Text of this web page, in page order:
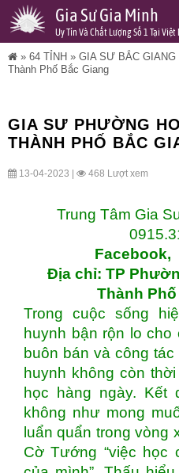
Gia Sư Gia Minh
Uy Tín Và Chất Lượng Số 1 Tại Việt
» 64 TỈNH » GIA SƯ BẮC GIANG
Thành Phố Bắc Giang
GIA SƯ PHƯỜNG
THÀNH PHỐ BẮC
13-04-2023 | 468 Lượt xem
Trung Tâm Gia
Facebook,
Địa chỉ: TP
Thành
Trong cuộc sống
huynh bận rộn lo cho
buôn bán và công
huynh không còn
học hàng ngày. Kết
không như mong
luẩn quẩn trong vòng
Cờ Tướng “việc học